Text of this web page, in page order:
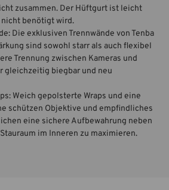
zusammen. Der Hüftgurt ist leicht
nicht benötigt wird.
Die exklusiven Trennwände von Tenba
sind sowohl starr als auch flexibel
Trennung zwischen Kameras und
gleichzeitig biegbar und neu
Weich gepolsterte Wraps und eine
schützen Objektive und empfindliches
eine sichere Aufbewahrung neben
im Inneren zu maximieren.